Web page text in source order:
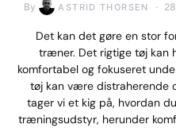
By ASTRID THORSEN
Det kan det gøre en stor
træner. Det rigtige tøj kan
komfortabel og fokuseret
tøj kan være distraherende
tager vi et kig på, hvordan
træningsudstyr, herunder